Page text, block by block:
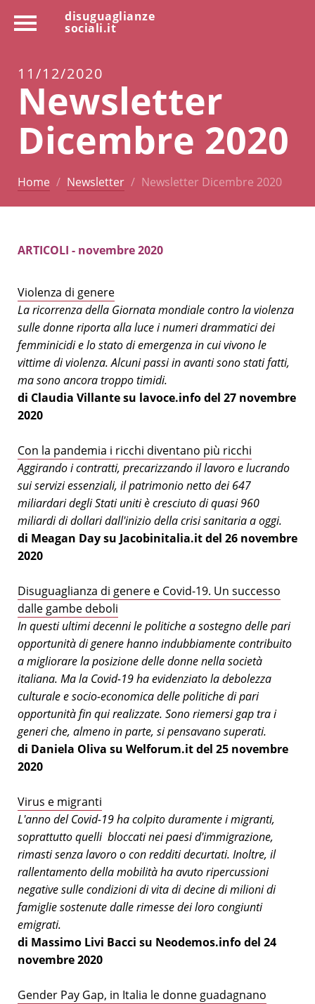
disuguaglianze
sociali.it
11/12/2020
Newsletter
Dicembre 2020
Home Newsletter Newsletter Dicembre 2020
ARTICOLI - novembre 2020
Violenza di genere
La ricorrenza della Giornata mondiale contro la violenza
sulle donne riporta alla luce i numeri drammatici dei
femminicidi e lo stato di emergenza in cui vivono le
vittime di violenza. Alcuni passi in avanti sono stati fatti,
ma sono ancora troppo timidi.
di Claudia Villante su lavoce.info del 27 novembre
2020
Con la pandemia i ricchi diventano più ricchi
Aggirando i contratti, precarizzando il lavoro e lucrando
sui servizi essenziali, il patrimonio netto dei 647
miliardari degli Stati uniti è cresciuto di quasi 960
miliardi di dollari dall'inizio della crisi sanitaria a oggi.
di Meagan Day su Jacobinitalia.it del 26 novembre
2020
Disuguaglianza di genere e Covid-19. Un successo
dalle gambe deboli
In questi ultimi decenni le politiche a sostegno delle pari
opportunità di genere hanno indubbiamente contribuito
a migliorare la posizione delle donne nella società
italiana. Ma la Covid-19 ha evidenziato la debolezza
culturale e socio-economica delle politiche di pari
opportunità fin qui realizzate. Sono riemersi gap tra i
generi che, almeno in parte, si pensavano superati.
di Daniela Oliva su Welforum.it del 25 novembre
2020
Virus e migranti
L'anno del Covid-19 ha colpito duramente i migranti,
soprattutto quelli bloccati nei paesi d'immigrazione,
rimasti senza lavoro o con redditi decurtati. Inoltre, il
rallentamento della mobilità ha avuto ripercussioni
negative sulle condizioni di vita di decine di milioni di
famiglie sostenute dalle rimesse dei loro congiunti
emigrati.
di Massimo Livi Bacci su Neodemos.info del 24
novembre 2020
Gender Pay Gap, in Italia le donne guadagnano